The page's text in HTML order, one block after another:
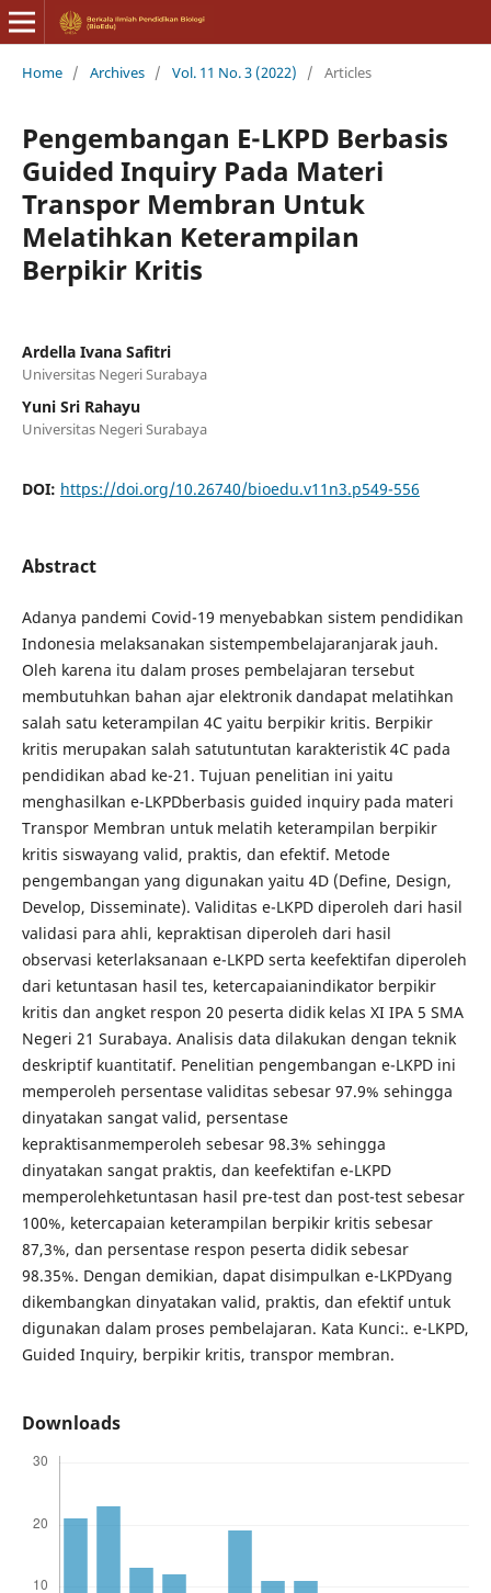
Home / Archives / Vol. 11 No. 3 (2022) / Articles
Pengembangan E-LKPD Berbasis
Guided Inquiry Pada Materi
Transpor Membran Untuk
Melatihkan Keterampilan
Berpikir Kritis
Ardella Ivana Safitri
Universitas Negeri Surabaya
Yuni Sri Rahayu
Universitas Negeri Surabaya
DOI: https://doi.org/10.26740/bioedu.v11n3.p549-556
Abstract
Adanya pandemi Covid-19 menyebabkan sistem pendidikan
Indonesia melaksanakan sistempembelajaranjarak jauh.
Oleh karena itu dalam proses pembelajaran tersebut
membutuhkan bahan ajar elektronik dandapat melatihkan
salah satu keterampilan 4C yaitu berpikir kritis. Berpikir
kritis merupakan salah satutuntutan karakteristik 4C pada
pendidikan abad ke-21. Tujuan penelitian ini yaitu
menghasilkan e-LKPDberbasis guided inquiry pada materi
Transpor Membran untuk melatih keterampilan berpikir
kritis siswayang valid, praktis, dan efektif. Metode
pengembangan yang digunakan yaitu 4D (Define, Design,
Develop, Disseminate). Validitas e-LKPD diperoleh dari hasil
validasi para ahli, kepraktisan diperoleh dari hasil
observasi keterlaksanaan e-LKPD serta keefektifan diperoleh
dari ketuntasan hasil tes, ketercapaianindikator berpikir
kritis dan angket respon 20 peserta didik kelas XI IPA 5 SMA
Negeri 21 Surabaya. Analisis data dilakukan dengan teknik
deskriptif kuantitatif. Penelitian pengembangan e-LKPD ini
memperoleh persentase validitas sebesar 97.9% sehingga
dinyatakan sangat valid, persentase
kepraktisanmemperoleh sebesar 98.3% sehingga
dinyatakan sangat praktis, dan keefektifan e-LKPD
memperolehketuntasan hasil pre-test dan post-test sebesar
100%, ketercapaian keterampilan berpikir kritis sebesar
87,3%, dan persentase respon peserta didik sebesar
98.35%. Dengan demikian, dapat disimpulkan e-LKPDyang
dikembangkan dinyatakan valid, praktis, dan efektif untuk
digunakan dalam proses pembelajaran. Kata Kunci:. e-LKPD,
Guided Inquiry, berpikir kritis, transpor membran.
Downloads